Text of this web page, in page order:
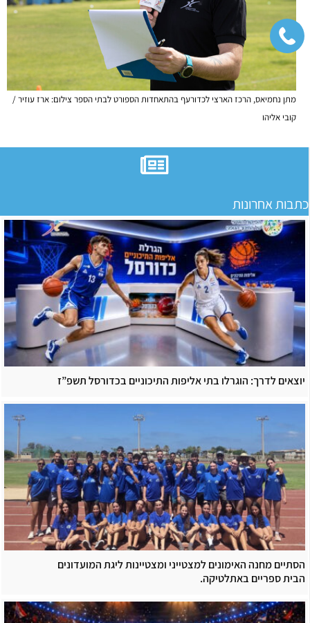
מתן נחמיאס, הרכז הארצי לכדורעף בהתאחדות הספורט לבתי הספר צילום: ארז עוזיר /
קובי אליהו
כתבות אחרונות
יוצאים לדרך: הוגרלו בתי אליפות התיכוניים בכדורסל תשפ”ז
הסתיים מחנה האימונים למצטייני ומצטיינות ליגת המועדונים
הבית ספריים באתלטיקה.